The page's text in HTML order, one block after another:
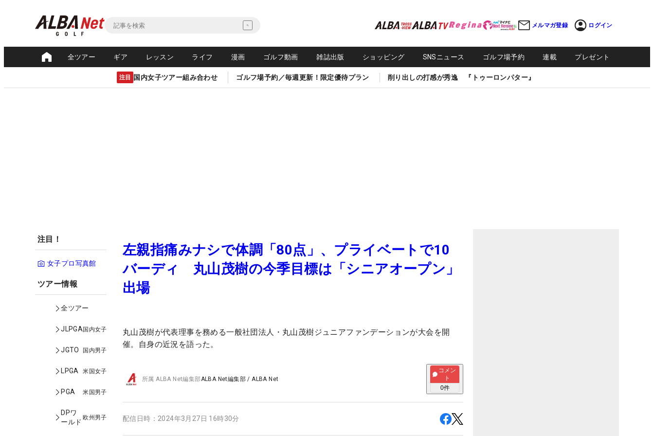
メルマガ登録 ログイン
全ツアー ギア レッスン ライフ 漫画 ゴルフ動画 雑誌出版 ショッピング SNSニュース ゴルフ場予約 連載 プレゼント
注目 国内女子ツアー組み合わせ ゴルフ場予約／毎週更新！限定優待プラン 削り出しの打感が秀逸 『トゥーロンパター』
注目！
女子プロ写真館
ツアー情報
全ツアー
JLPGA国内女子
JGTO 国内男子
LPGA 米国女子
PGA 米国男子
DPワ
ールド
欧州男子
左親指痛みナシで体調「80点」、プライベートで10
バーディ 丸山茂樹の今季目標は「シニアオープン」
出場
丸山茂樹が代表理事を務める一般社団法人・丸山茂樹ジュニアファンデーションが大会を開
催。自身の近況を語った。
所属ALBA Net編集部ALBA Net編集部 /ALBA Net
コメン
ト
0件
配信日時： 2024年3月27日 16時30分